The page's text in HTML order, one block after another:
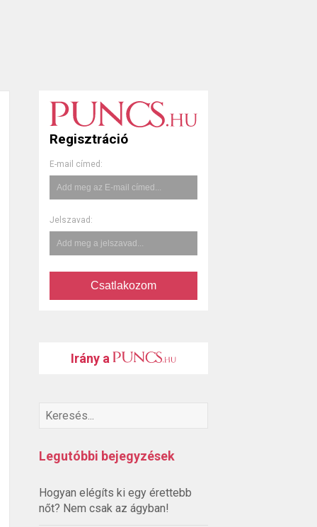
Regisztráció
E-mail címed:
Jelszavad:
Csatlakozom
Irány a
Legutóbbi bejegyzések
Hogyan elégíts ki egy érettebb
nőt? Nem csak az ágyban!